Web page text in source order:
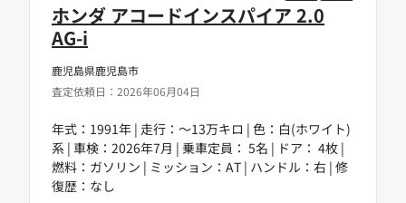
鹿児島県鹿児島市
査定依頼日：2026年06月04日
ホンダ アコードインスパイア 2.0
AG-i
年式：1991年 | 走行：～13万キロ | 色：白(ホワイト)
系 | 車検：2026年7月 | 乗車定員： 5名 | ドア： 4枚 |
燃料：ガソリン | ミッション：AT | ハンドル：右 | 修
復歴：なし